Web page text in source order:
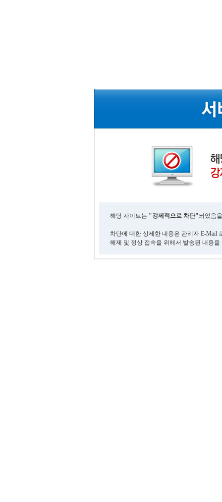
해당 사이트는 "강제적으로 차단"되었음
차단에 대한 상세한 내용은 관리자 E-Mail
해제 및 정상 접속을 위해서 발송된 내용